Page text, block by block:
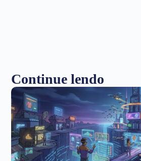
Continue lendo